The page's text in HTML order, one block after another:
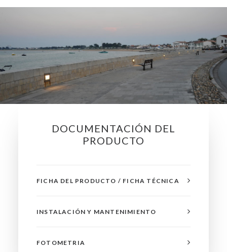
DOCUMENTACIÓN DEL
PRODUCTO
FICHA DEL PRODUCTO / FICHA TÉCNICA
INSTALACIÓN Y MANTENIMIENTO
FOTOMETRIA